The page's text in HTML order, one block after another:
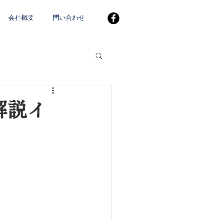
会社概要 問い合わせ
イ